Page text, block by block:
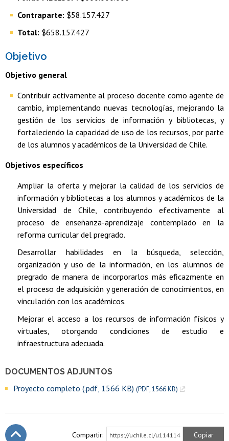
DOCUMENTOS ADJUNTOS
Proyecto completo (.pdf, 1566 KB) (PDF, 1566 KB)
Contraparte: $58.157.427
Total: $658.157.427
Objetivo
Objetivo general
Contribuir activamente al proceso docente como agente de
cambio, implementando nuevas tecnologías, mejorando la
gestión de los servicios de información y bibliotecas, y
fortaleciendo la capacidad de uso de los recursos, por parte
de los alumnos y académicos de la Universidad de Chile.
Objetivos específicos
Ampliar la oferta y mejorar la calidad de los servicios de
información y bibliotecas a los alumnos y académicos de la
Universidad de Chile, contribuyendo efectivamente al
proceso de enseñanza-aprendizaje contemplado en la
reforma curricular del pregrado.
Desarrollar habilidades en la búsqueda, selección,
organización y uso de la información, en los alumnos de
pregrado de manera de incorporarlos más eficazmente en
el proceso de adquisición y generación de conocimientos, en
vinculación con los académicos.
Mejorar el acceso a los recursos de información físicos y
virtuales, otorgando condiciones de estudio e
infraestructura adecuada.
Compartir: https://uchile.cl/u114114 Copiar